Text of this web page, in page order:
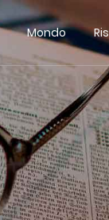
Mondo